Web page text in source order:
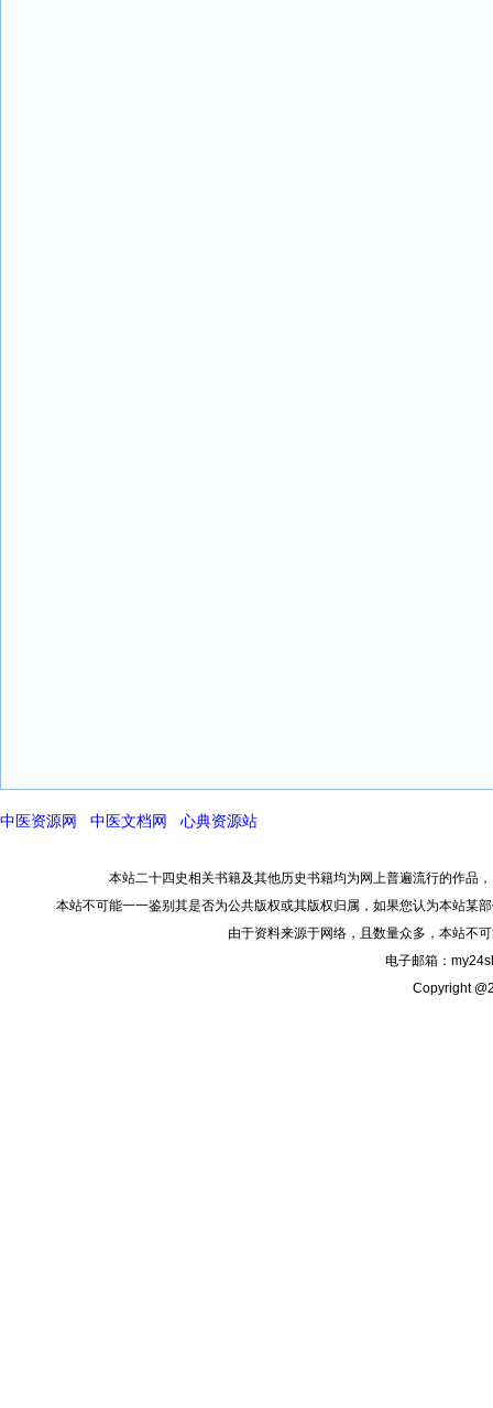
中医资源网 中医文档网 心典资源站
本站二十四史相关书籍及其他历史书籍均为网上普遍流行的作品
本站不可能一一鉴别其是否为公共版权或其版权归属，如果您认为本站某
由于资料来源于网络，且数量众多，本站不
电子邮箱：
Copyright